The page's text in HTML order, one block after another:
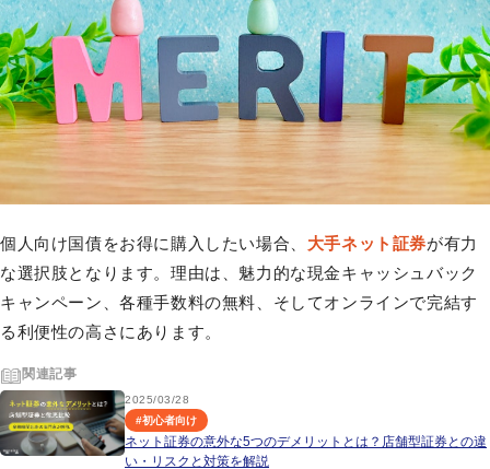
個人向け国債をお得に購入したい場合、 大手ネット証券が有力
な選択肢となります。理由は、魅力的な現金キャッシュバック
キャンペーン、各種手数料の無料、そしてオンラインで完結す
る利便性の高さにあります。
関連記事
2025/03/28
#初心者向け
ネット証券の意外な5つのデメリットとは？店舗型証券との違
い・リスクと対策を解説